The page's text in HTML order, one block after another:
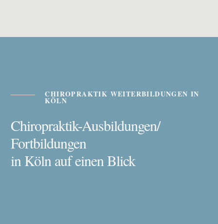
CHIROPRAKTIK WEITERBILDUNGEN IN
KÖLN
Chiropraktik-Ausbildungen/
Fortbildungen
in Köln auf einen Blick